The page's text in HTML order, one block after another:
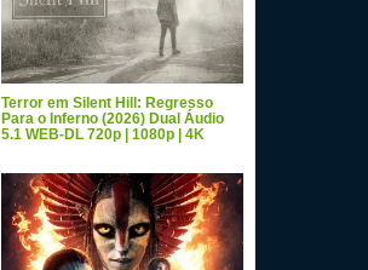
Terror em Silent Hill: Regresso
Para o Inferno (2026) Dual Áudio
5.1 WEB-DL 720p | 1080p | 4K